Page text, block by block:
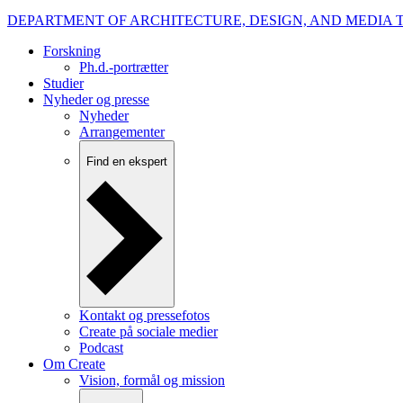
DEPARTMENT OF ARCHITECTURE, DESIGN, AND MEDIA
Forskning
Ph.d.-portrætter
Studier
Nyheder og presse
Nyheder
Arrangementer
Find en ekspert
Kontakt og pressefotos
Create på sociale medier
Podcast
Om Create
Vision, formål og mission